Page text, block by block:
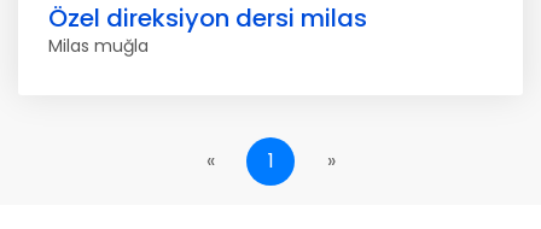
Özel direksiyon dersi milas
Milas muğla
« 1 »